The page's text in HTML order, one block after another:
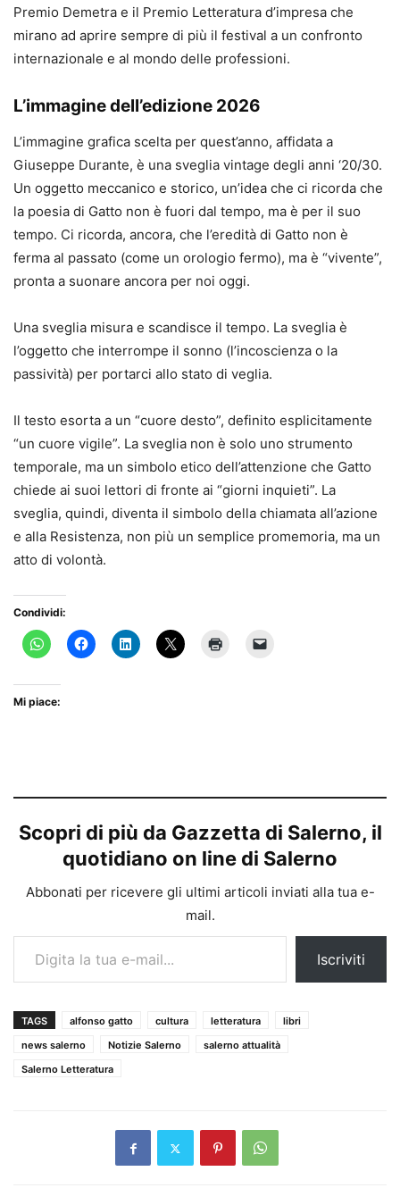
Premio Demetra e il Premio Letteratura d’impresa che
mirano ad aprire sempre di più il festival a un confronto
internazionale e al mondo delle professioni.
L’immagine dell’edizione 2026
L’immagine grafica scelta per quest’anno, affidata a
Giuseppe Durante, è una sveglia vintage degli anni ‘20/30.
Un oggetto meccanico e storico, un’idea che ci ricorda che
la poesia di Gatto non è fuori dal tempo, ma è per il suo
tempo. Ci ricorda, ancora, che l’eredità di Gatto non è
ferma al passato (come un orologio fermo), ma è “vivente”,
pronta a suonare ancora per noi oggi.
Una sveglia misura e scandisce il tempo. La sveglia è
l’oggetto che interrompe il sonno (l’incoscienza o la
passività) per portarci allo stato di veglia.
Il testo esorta a un “cuore desto”, definito esplicitamente
“un cuore vigile”. La sveglia non è solo uno strumento
temporale, ma un simbolo etico dell’attenzione che Gatto
chiede ai suoi lettori di fronte ai “giorni inquieti”. La
sveglia, quindi, diventa il simbolo della chiamata all’azione
e alla Resistenza, non più un semplice promemoria, ma un
atto di volontà.
Condividi:
Mi piace:
Scopri di più da Gazzetta di Salerno, il
quotidiano on line di Salerno
Abbonati per ricevere gli ultimi articoli inviati alla tua e-
mail.
Digita la tua e-mail...
Iscriviti
TAGS alfonso gatto cultura letteratura
libri
news salerno
Notizie Salerno
salerno attualità
Salerno Letteratura